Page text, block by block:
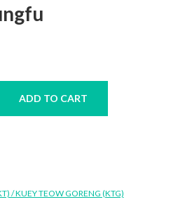
ADD TO CART
/ KUEY TEOW GORENG (KTG)